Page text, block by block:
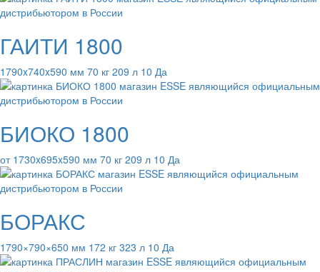
ГАИТИ 1800
1790x740x590 мм 70 кг 209 л 10 Да
БИОКО 1800
от 1730x695x590 мм 70 кг 209 л 10 Да
БОРАКС
1790×790×650 мм 172 кг 323 л 10 Да